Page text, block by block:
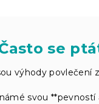
se
výhody povlečení
svou